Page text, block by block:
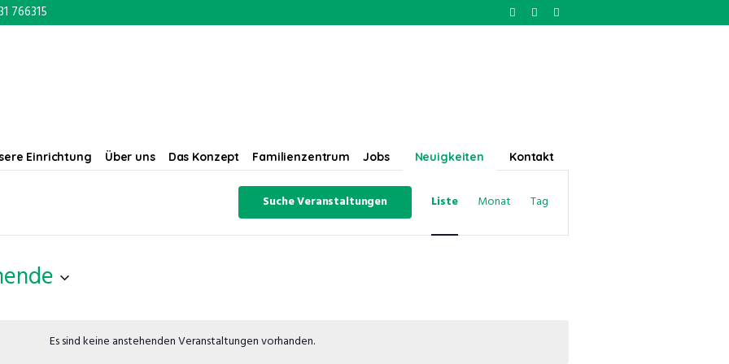
766315
Einrichtung Über uns Das Konzept Familienzentrum Jobs Neuigkeiten Kontakt
Es sind keine anstehenden Veranstaltungen vorhanden.
Suche Veranstaltungen Ansichten-
Navigation
Liste Monat Tag